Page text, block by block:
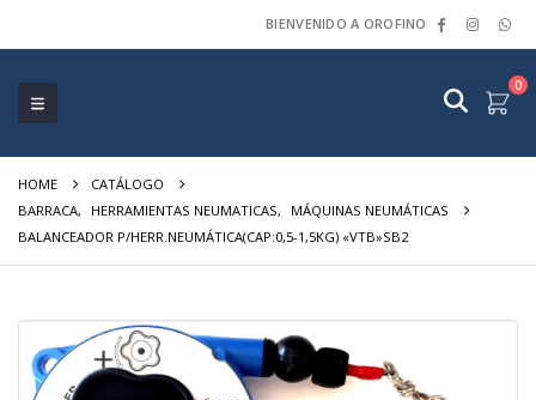
BIENVENIDO A OROFINO
0
HOME
CATÁLOGO
BARRACA, HERRAMIENTAS NEUMATICAS,
MÁQUINAS NEUMÁTICAS
BALANCEADOR P/HERR.NEUMÁTICA(CAP:0,5-1,5KG) «VTB»SB2